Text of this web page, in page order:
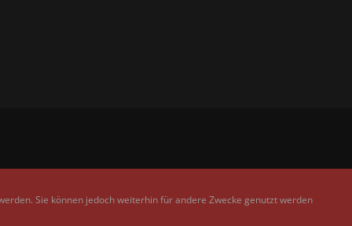
Sie können jedoch weiterhin für andere Zwecke genutzt werden